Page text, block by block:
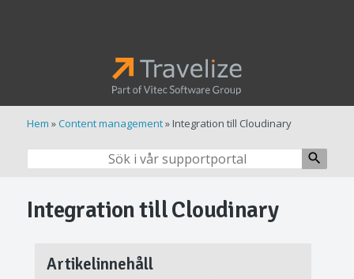
Hem »Content management» Integration till Cloudinary
search
Integration till Cloudinary
Artikelinnehåll